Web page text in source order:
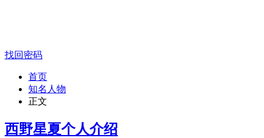
找回密码
首页
知名人物
正文
西野星夏个人介绍